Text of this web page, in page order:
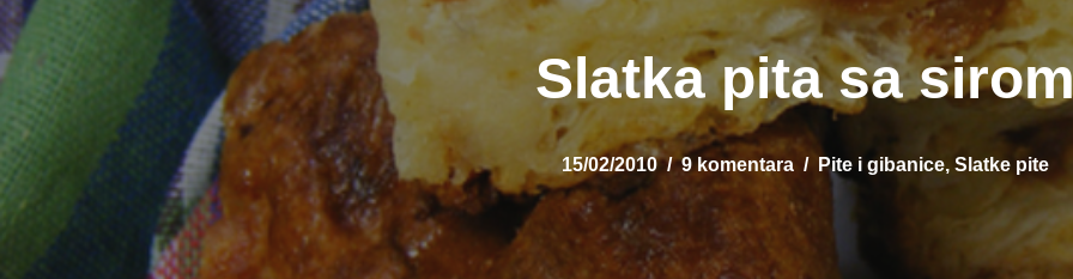
Slatka pita sa
15/02/2010 9 komentara Pite i gibanice, Slatke pite